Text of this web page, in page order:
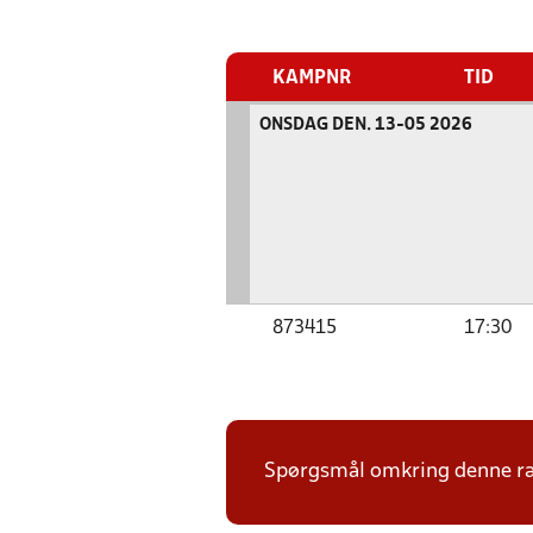
KAMPNR TID
ONSDAG DEN. 13-05 2026
873415 17:30
Spørgsmål omkring denne